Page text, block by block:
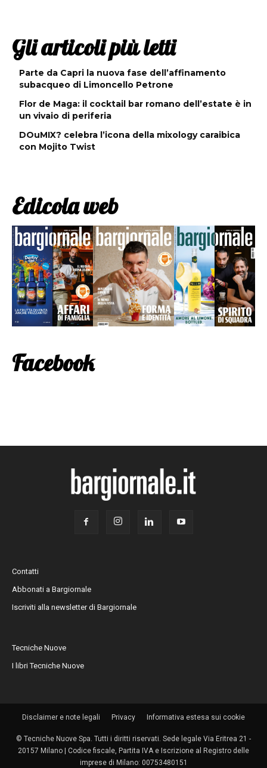
Gli articoli più letti
Parte da Capri la nuova fase dell’affinamento
subacqueo di Limoncello Petrone
Flor de Maga: il cocktail bar romano dell’estate è in
un vivaio di periferia
DOuMIX? celebra l’icona della mixology caraibica
con Mojito Twist
Edicola web
Facebook
Contatti
Abbonati a Bargiornale
Iscriviti alla newsletter di Bargiornale
Tecniche Nuove
I libri Tecniche Nuove
Disclaimer e note legali Privacy Informativa estesa sui cookie
© Tecniche Nuove Spa. Tutti i diritti riservati. Sede legale Via Eritrea 21 -
20157 Milano | Codice fiscale, Partita IVA e Iscrizione al Registro delle
imprese di Milano: 00753480151